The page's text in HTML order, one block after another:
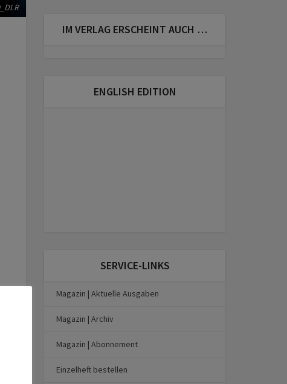
IM VERLAG ERSCHEINT AUCH …
ENGLISH EDITION
SERVICE-LINKS
Magazin | Aktuelle Ausgaben
Magazin | Archiv
Magazin | Abonnement
Einzelheft bestellen